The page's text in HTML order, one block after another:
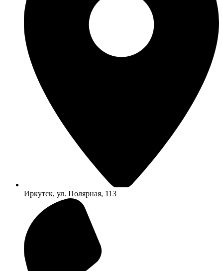
Иркутск, ул. Полярная, 113